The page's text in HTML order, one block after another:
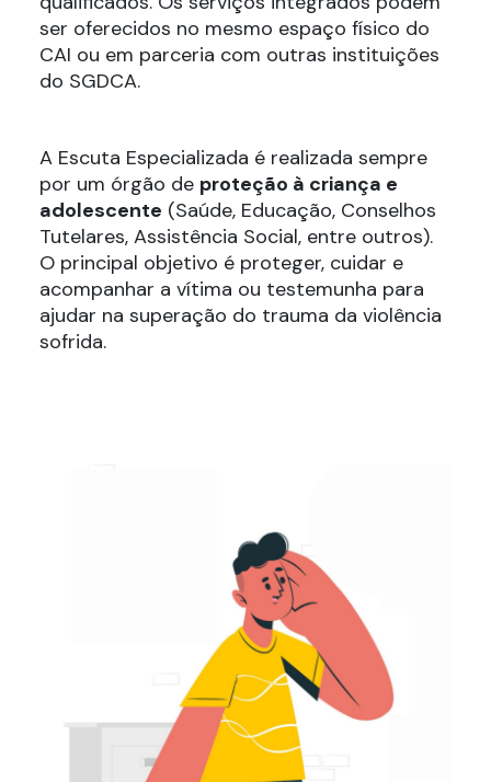
ser oferecidos no mesmo espaço físico do
CAI ou em parceria com outras instituições
do SGDCA.
A Escuta Especializada é realizada sempre
por um órgão de proteção à criança e
adolescente (Saúde, Educação, Conselhos
Tutelares, Assistência Social, entre outros).
O principal objetivo é proteger, cuidar e
acompanhar a vítima ou testemunha para
ajudar na superação do trauma da violência
sofrida.